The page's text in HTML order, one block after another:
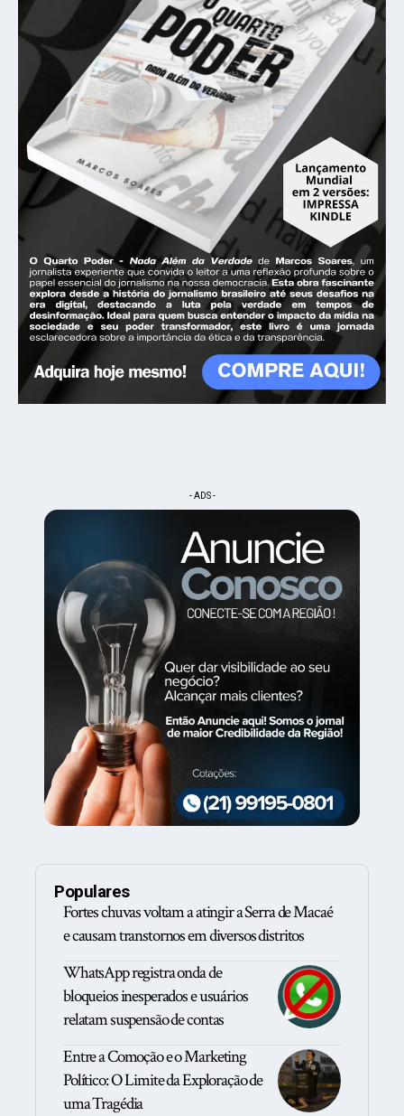
- ADS -
Populares
Fortes chuvas voltam a atingir a Serra de Macaé
e causam transtornos em diversos distritos
WhatsApp registra onda de
bloqueios inesperados e usuários
relatam suspensão de contas
Entre a Comoção e o Marketing
Político: O Limite da Exploração de
uma Tragédia